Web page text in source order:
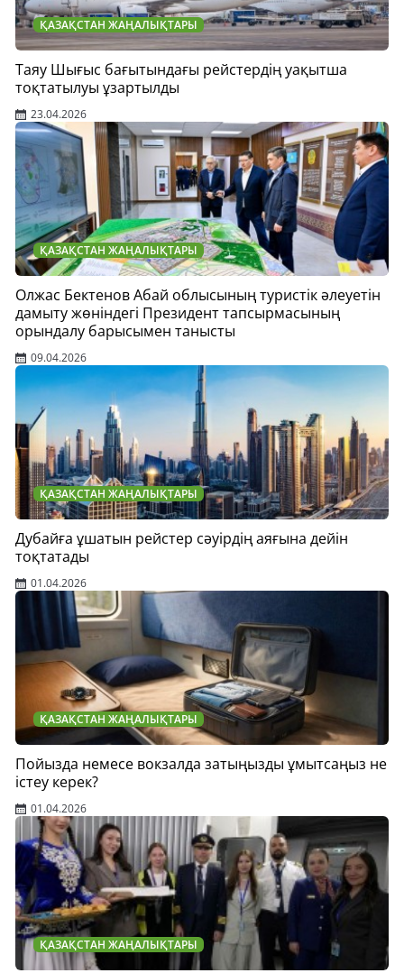
ҚАЗАҚСТАН ЖАҢАЛЫҚТАРЫ
Таяу Шығыс бағытындағы рейстердің уақытша
тоқтатылуы ұзартылды
23.04.2026
ҚАЗАҚСТАН ЖАҢАЛЫҚТАРЫ
Олжас Бектенов Абай облысының туристік әлеуетін
дамыту жөніндегі Президент тапсырмасының
орындалу барысымен танысты
09.04.2026
ҚАЗАҚСТАН ЖАҢАЛЫҚТАРЫ
Дубайға ұшатын рейстер сәуірдің аяғына дейін
тоқтатады
01.04.2026
ҚАЗАҚСТАН ЖАҢАЛЫҚТАРЫ
Пойызда немесе вокзалда затыңызды ұмытсаңыз не
істеу керек?
01.04.2026
ҚАЗАҚСТАН ЖАҢАЛЫҚТАРЫ